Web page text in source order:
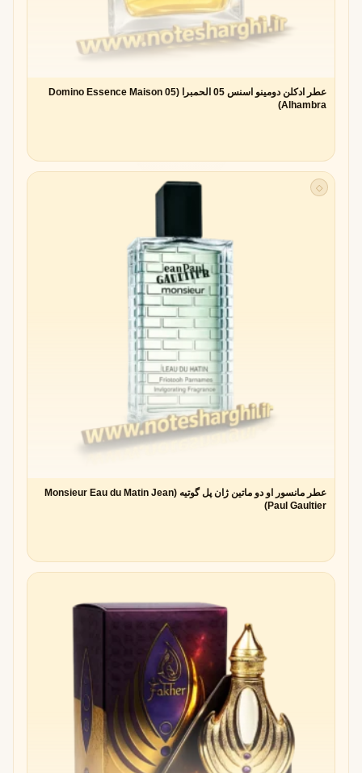
عطر ادکلن دومینو اسنس 05 الحمبرا (05 Domino Essence Maison
Alhambra)
◇
عطر مانسور او دو ماتین ژان پل گوتیه (Monsieur Eau du Matin Jean
Paul Gaultier)